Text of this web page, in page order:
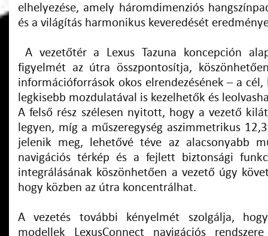
elhelyezése, amely háromdimenziós
és a világítás harmonikus keveredését
A vezetőtér a Lexus Tazuna koncepción
figyelmét az útra összpontosítja,
információforrások okos elrendezésének – a cél,
legkisebb mozdulatával is kezelhetők és
A felső rész szélesen nyitott, hogy a vezető
legyen, míg a műszeregység aszimmetrikus
jelenik meg, lehetővé téve az alacsonyabb
navigációs térkép és a fejlett biztonsági
integrálásának köszönhetően a vezető úgy
hogy közben az útra koncentrálhat.
A vezetés további kényelmét szolgálja,
modellek LexusConnect navigációs